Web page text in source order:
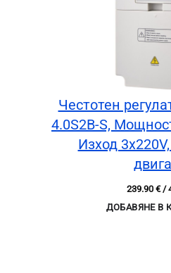
Честотен
4.0S2B-S,
Изход
239.90 €/
ДОБАВЯНЕ В